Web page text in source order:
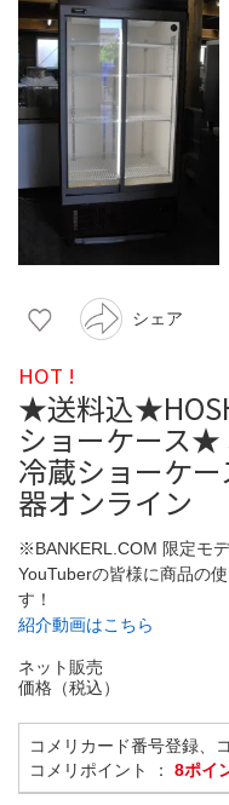
シェア
HOT !
★送料込
ショーケース★
冷蔵ショーケ
器オンライン
※BANKERL.COM 限定モ
YouTuberの皆様に商品の
す！
紹介動画はこちら
ネット販売
価格（税込）
コメリカード番号登録、
コメリポイント ： 8ポイ